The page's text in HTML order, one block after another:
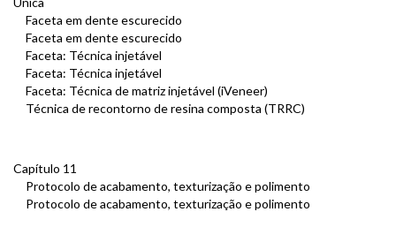
Faceta em dente escurecido
Faceta em dente escurecido
Faceta: Técnica injetável
Faceta: Técnica injetável
Faceta: Técnica de matriz injetável (iVeneer)
Técnica de recontorno de resina composta (TRRC)
Capítulo 11
Protocolo de acabamento, texturização e polimento
Protocolo de acabamento, texturização e polimento